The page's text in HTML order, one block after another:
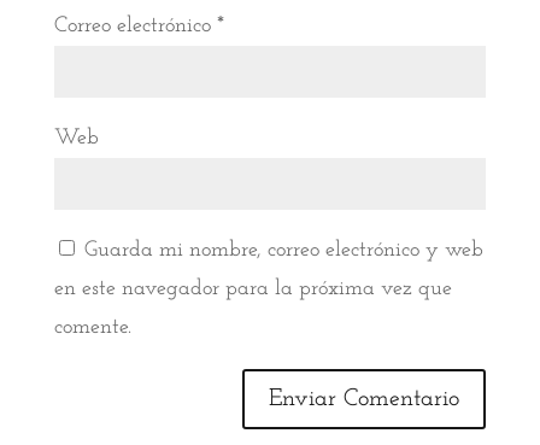
Correo electrónico *
Web
Guarda mi nombre, correo electrónico y web
en este navegador para la próxima vez que
comente.